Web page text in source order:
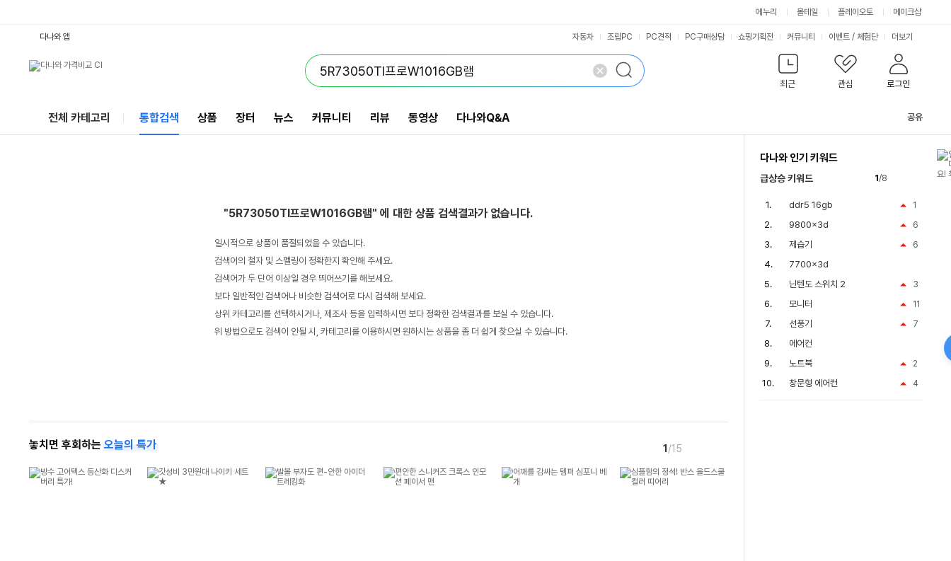
에누리 몰테일 플레이오토 메이크샵
최근 관심 로그인
다나와 앱 자동차 조립PC PC견적 PC구매상담 쇼핑기획전 커뮤니티 이벤트 / 체험단 더보기
전체 카테고리 통합검색 상품 장터 뉴스 커뮤니티 리뷰 동영상 다나와Q&A 공유
"5R73050TI프로W1016GB램" 에 대한 상품 검색결과가 없습니다.
일시적으로 상품이 품절되었을 수 있습니다.
검색어의 철자 및 스펠링이 정확한지 확인해 주세요.
검색어가 두 단어 이상일 경우 띄어쓰기를 해보세요.
보다 일반적인 검색어나 비슷한 검색어로 다시 검색해 보세요.
상위 카테고리를 선택하시거나, 제조사 등을 입력하시면 보다 정확한 검색결과를 보실 수 있습니다.
위 방법으로도 검색이 안될 시, 카테고리를 이용하시면 원하시는 상품을 좀 더 쉽게 찾으실 수 있습니다.
놓치면 후회하는 오늘의 특가 1 /15
다나와 인기 키워드
급상승 키워드 1/8
1
ddr5 16gb
6
9800x3d
6
제습기
7700x3d
3
닌텐도 스위치 2
11
모니터
7
선풍기
에어컨
2
노트북
4
창문형 에어컨